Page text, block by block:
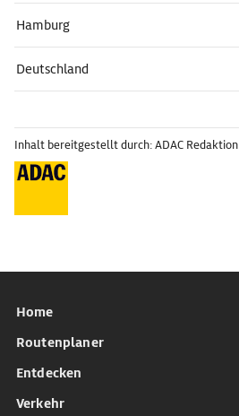
Hamburg
Deutschland
Inhalt bereitgestellt durch: ADAC Redaktion
Home
Routenplaner
Entdecken
Verkehr